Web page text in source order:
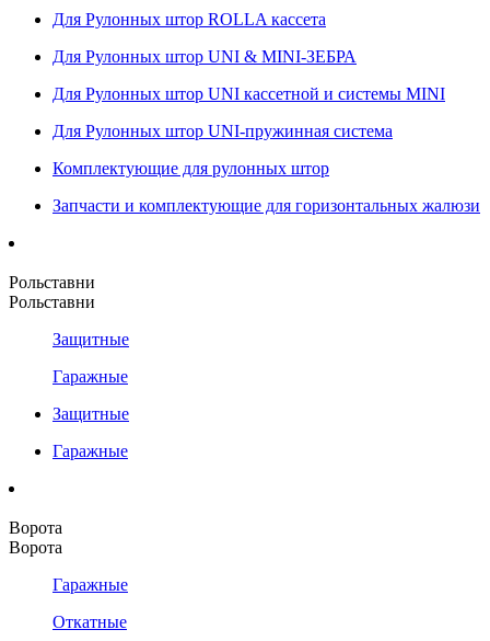
Для Рулонных штор ROLLA кассета
Для Рулонных штор UNI & MINI-ЗЕБРА
Для Рулонных штор UNI кассетной и системы MINI
Для Рулонных штор UNI-пружинная система
Комплектующие для рулонных штор
Запчасти и комплектующие для горизонтальных жалюзи
Рольставни
Рольставни
Защитные
Гаражные
Защитные
Гаражные
Ворота
Ворота
Гаражные
Откатные